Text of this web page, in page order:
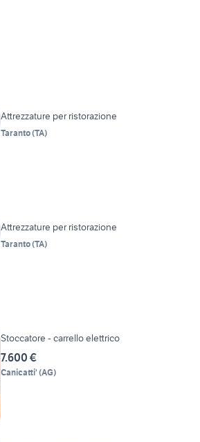
Attrezzature per ristorazione
Taranto(TA)
Attrezzature per ristorazione
Taranto(TA)
Stoccatore - carrello elettrico
7.600 €
Canicatti' (AG)